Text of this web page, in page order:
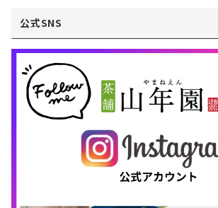
公式SNS